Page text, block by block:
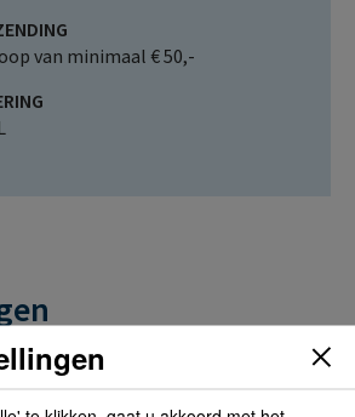
van minimaal € 50,-
over dit product